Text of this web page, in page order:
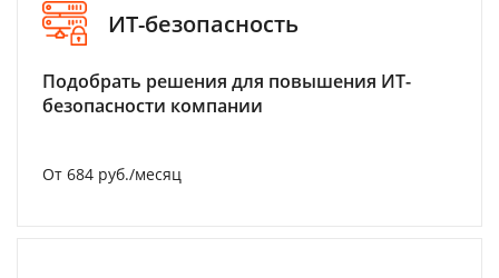
ИТ-безопасность
Подобрать решения для повышения ИТ-
безопасности компании
От 684 руб./месяц